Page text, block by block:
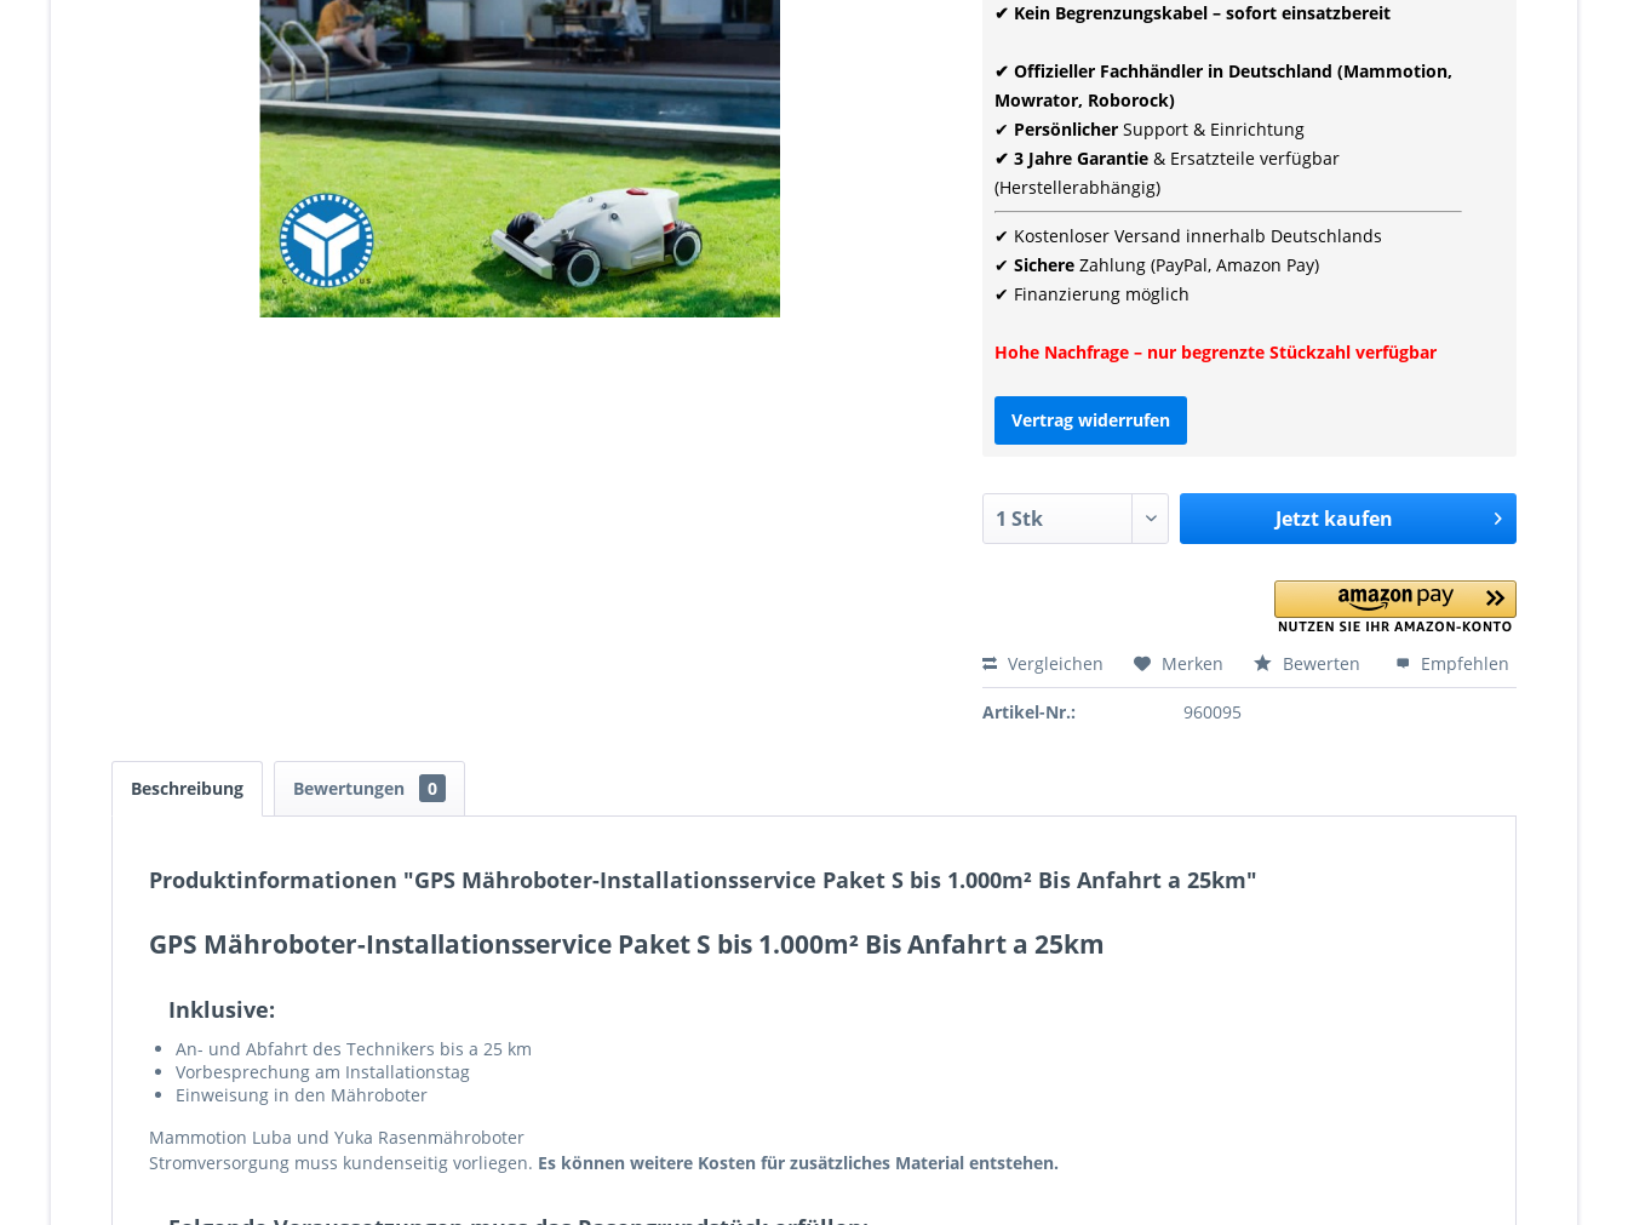
✔ Kein Begrenzungskabel – sofort einsatzbereit
✔ Offizieller Fachhändler in Deutschland (Mammotion,
Mowrator, Roborock)
✔ PersönlicherSupport & Einrichtung
✔ 3 Jahre Garantie & Ersatzteile verfügbar
(Herstellerabhängig)
✔ Kostenloser Versand innerhalb Deutschlands
✔SichereZahlung (PayPal, Amazon Pay)
✔ Finanzierung möglich
Hohe Nachfrage – nur begrenzte Stückzahl verfügbar
Vertrag widerrufen
Jetzt kaufen
Vergleichen Merken Bewerten Empfehlen
Artikel-Nr.: 960095
Beschreibung Bewertungen 0
Produktinformationen "GPS Mähroboter-Installationsservice Paket S bis 1.000m² Bis Anfahrt a 25km"
GPS Mähroboter-Installationsservice Paket S bis 1.000m² Bis Anfahrt a 25km
Inklusive:
An- und Abfahrt des Technikers bis a 25 km
Vorbesprechung am Installationstag
Einweisung in den Mähroboter
Mammotion Luba und Yuka Rasenmähroboter
Stromversorgung muss kundenseitig vorliegen. Es können weitere Kosten für zusätzliches Material entstehen.